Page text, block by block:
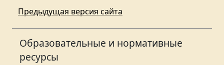
Предыдущая версия сайта
Образовательные и нормативные
ресурсы